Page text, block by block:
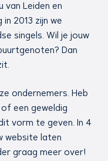
van Leiden en
2013 zijn we
singels. Wil je jouw
Dan
ondernemers. Heb
een geweldig
vorm te geven. In 4
website laten
graag meer over!